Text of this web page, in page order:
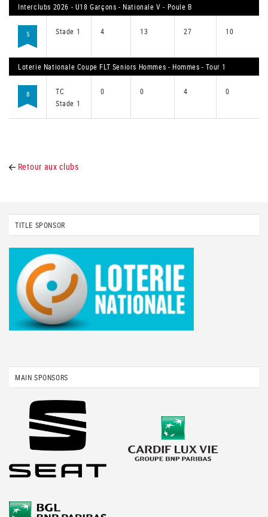
Interclubs 2026 - U18 Garçons - Nationale V - Poule B
5 Stade 1 4 13 27 10
Loterie Nationale Coupe FLT Seniors Hommes - Hommes - Tour 1
8
TC
Stade 1
0 0 4 0
Retour aux clubs
TITLE SPONSOR
MAIN SPONSORS